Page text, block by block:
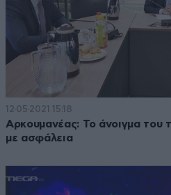
12·05·2021 15:18
Αρκουμανέας: Το άνοιγμα του
με ασφάλεια